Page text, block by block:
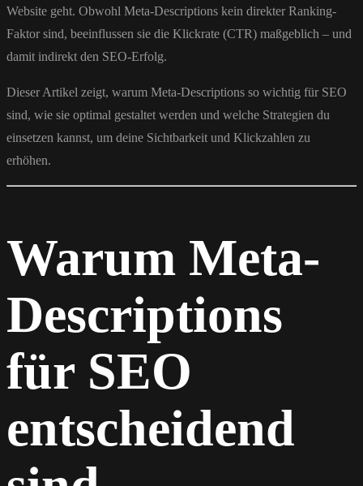
Website geht. Obwohl Meta-Descriptions kein direkter Ranking-
Faktor sind, beeinflussen sie die Klickrate (CTR) maßgeblich – und
damit indirekt den SEO-Erfolg.
Dieser Artikel zeigt, warum Meta-Descriptions so wichtig für SEO
sind, wie sie optimal gestaltet werden und welche Strategien du
einsetzen kannst, um deine Sichtbarkeit und Klickzahlen zu
erhöhen.
Warum Meta-
Descriptions
für SEO
entscheidend